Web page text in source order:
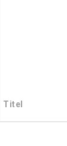
Titel